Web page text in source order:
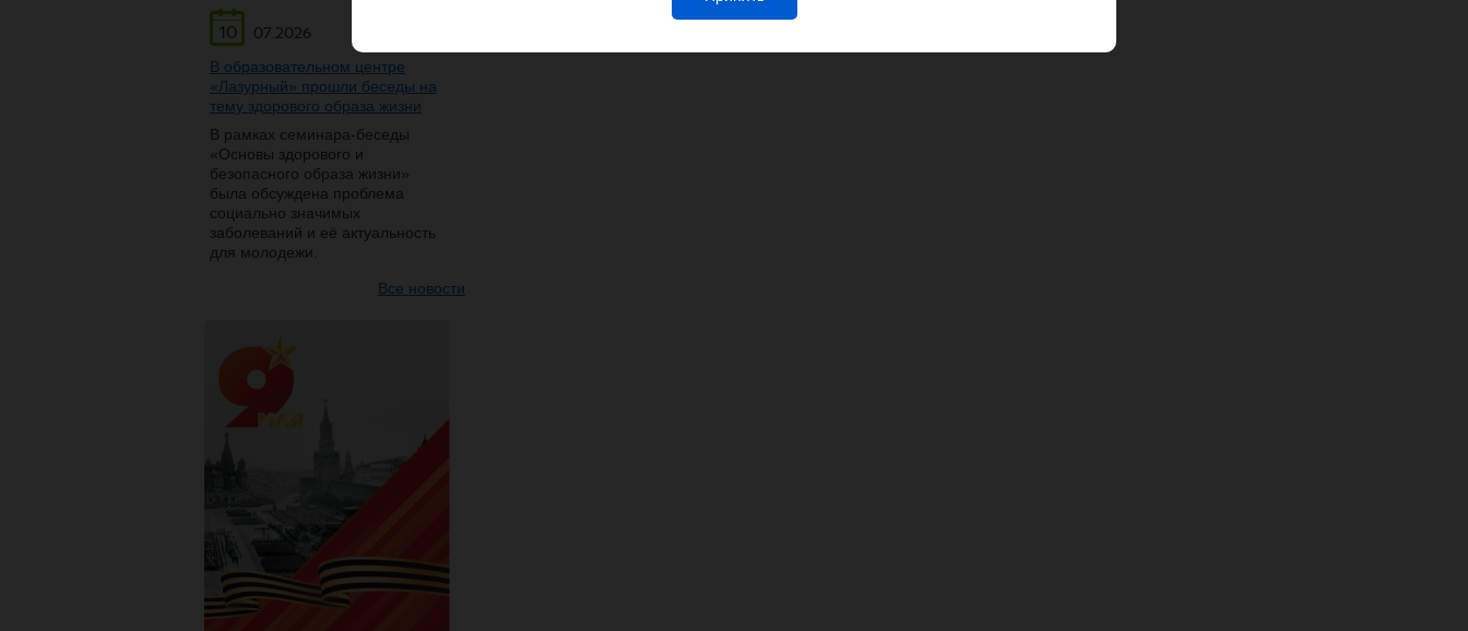
10
07.2026
В образовательном центре
«Лазурный» прошли беседы на
тему здорового образа жизни
В рамках семинара-беседы
«Основы здорового и
безопасного образа жизни»
была обсуждена проблема
социально значимых
заболеваний и её актуальность
для молодежи.
Все новости